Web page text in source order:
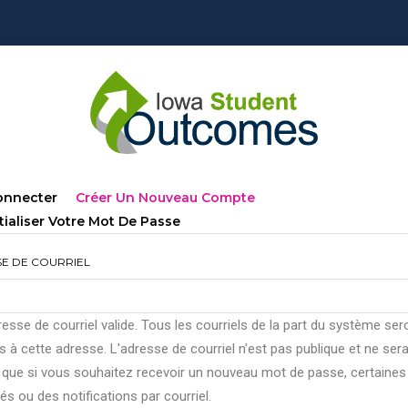
Créer Un Nouveau Compte
Votre Mot De Passe
DE COURRIEL
de courriel valide. Tous les courriels de la part du système
à cette adresse. L'adresse de courriel n'est pas publique et ne sera
si vous souhaitez recevoir un nouveau mot de passe, certaines
ou des notifications par courriel.